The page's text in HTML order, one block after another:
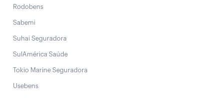
Rodobens
Sabemi
Suhai Seguradora
SulAmérica Saúde
Tokio Marine Seguradora
Usebens